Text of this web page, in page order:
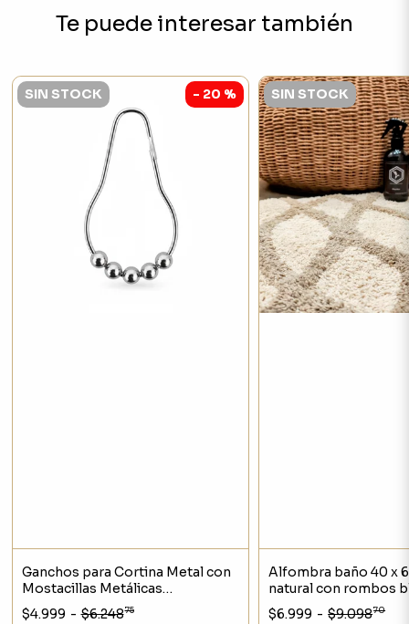
Te puede interesar también
SIN STOCK - 20 %
Ganchos para Cortina Metal con
Mostacillas Metálicas
Decorativas Set x12
$4.999 - $6.24875
SIN STOCK
Alfombra baño 40 x
natural con rombos
$6.999 - $9.09870